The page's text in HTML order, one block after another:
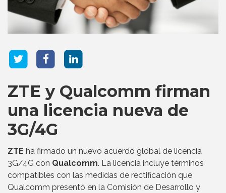
ZTE y Qualcomm firman
una licencia nueva de
3G/4G
ZTE ha firmado un nuevo acuerdo global de licencia
3G/4G con Qualcomm. La licencia incluye términos
compatibles con las medidas de rectificación que
Qualcomm presentó en la Comisión de Desarrollo y